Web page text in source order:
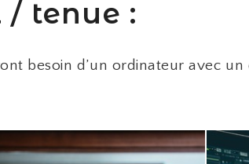
tenue :
besoin d’un ordinateur avec